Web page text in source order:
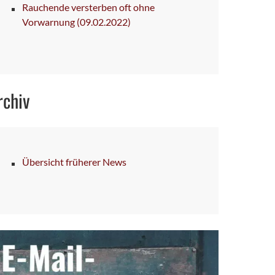
Rauchende versterben oft ohne
Vorwarnung (09.02.2022)
Übersicht früherer News